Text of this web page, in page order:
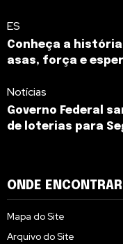
ES
Conheça a história
asas, força e
Notícias
Governo Federal
de loterias para
ONDE ENCONTRAR
Mapa do Site
Arquivo do Site